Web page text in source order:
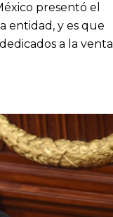
presentó el
entidad, y es que
a la venta